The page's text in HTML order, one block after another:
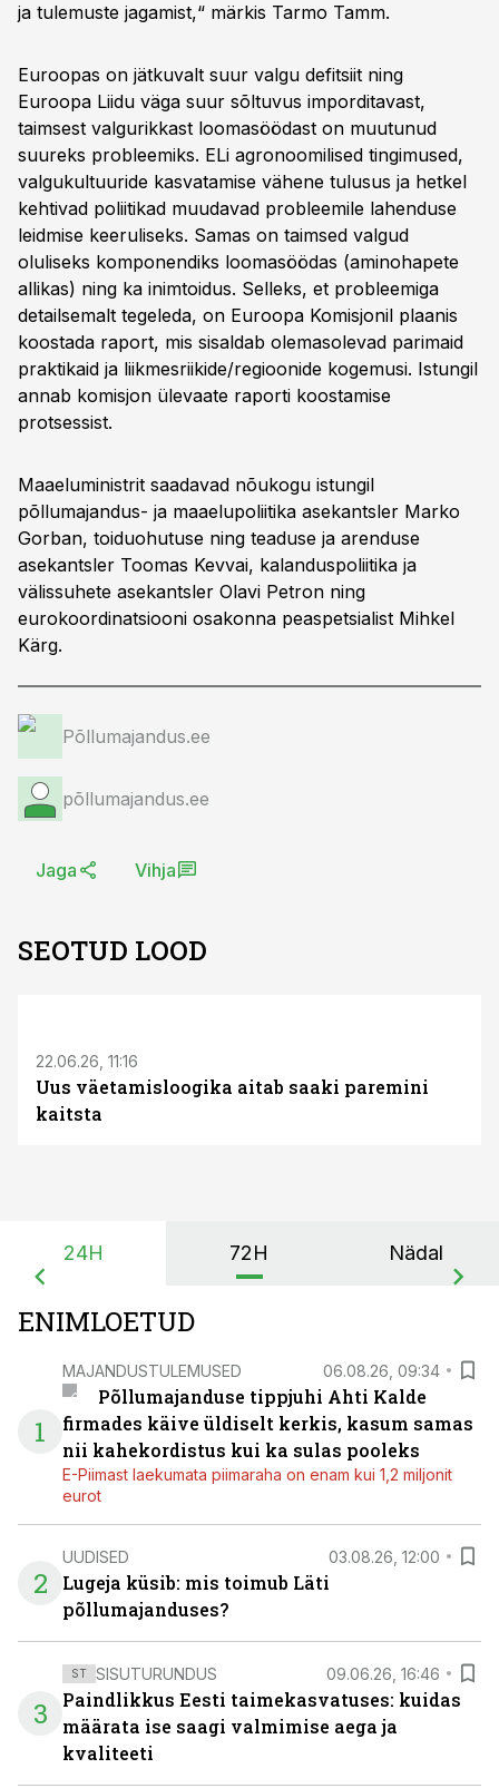
ja tulemuste jagamist,“ märkis Tarmo Tamm.
Euroopas on jätkuvalt suur valgu defitsiit ning
Euroopa Liidu väga suur sõltuvus imporditavast,
taimsest valgurikkast loomasöödast on muutunud
suureks probleemiks. ELi agronoomilised tingimused,
valgukultuuride kasvatamise vähene tulusus ja hetkel
kehtivad poliitikad muudavad probleemile lahenduse
leidmise keeruliseks. Samas on taimsed valgud
oluliseks komponendiks loomasöödas (aminohapete
allikas) ning ka inimtoidus. Selleks, et probleemiga
detailsemalt tegeleda, on Euroopa Komisjonil plaanis
koostada raport, mis sisaldab olemasolevad parimaid
praktikaid ja liikmesriikide/regioonide kogemusi. Istungil
annab komisjon ülevaate raporti koostamise
protsessist.
Maaeluministrit saadavad nõukogu istungil
põllumajandus- ja maaelupoliitika asekantsler Marko
Gorban, toiduohutuse ning teaduse ja arenduse
asekantsler Toomas Kevvai, kalanduspoliitika ja
välissuhete asekantsler Olavi Petron ning
eurokoordinatsiooni osakonna peaspetsialist Mihkel
Kärg.
Põllumajandus.ee
põllumajandus.ee
Jaga Vihja
SEOTUD LOOD
22.06.26, 11:16
Uus väetamisloogika aitab saaki paremini
kaitsta
24H 72H Nädal
ENIMLOETUD
1
MAJANDUSTULEMUSED 06.08.26, 09:34
Põllumajanduse tippjuhi Ahti Kalde
firmades käive üldiselt kerkis, kasum samas
nii kahekordistus kui ka sulas pooleks
E-Piimast laekumata piimaraha on enam kui 1,2 miljonit
eurot
2
UUDISED 03.08.26, 12:00
Lugeja küsib: mis toimub Läti
põllumajanduses?
3
ST SISUTURUNDUS 09.06.26, 16:46
Paindlikkus Eesti taimekasvatuses: kuidas
määrata ise saagi valmimise aega ja
kvaliteeti